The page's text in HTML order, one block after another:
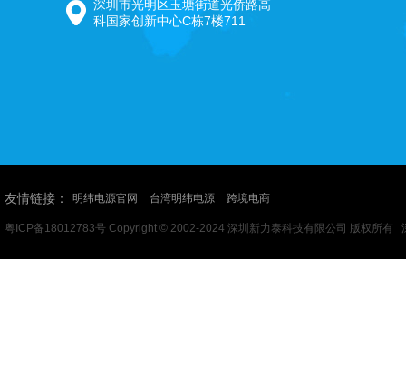
深圳市光明区玉塘街道光侨路高
科国家创新中心C栋7楼711
友情链接： 明纬电源官网 台湾明纬电源 跨境电商
粤ICP备18012783号 Copyright © 2002-2024 深圳新力泰科技有限公司 版权所有